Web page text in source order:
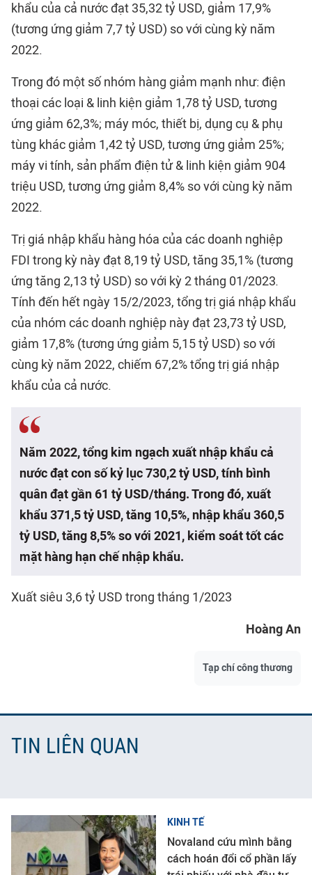
khẩu của cả nước đạt 35,32 tỷ USD, giảm 17,9%
(tương ứng giảm 7,7 tỷ USD) so với cùng kỳ năm
2022.
Trong đó một số nhóm hàng giảm mạnh như: điện
thoại các loại & linh kiện giảm 1,78 tỷ USD, tương
ứng giảm 62,3%; máy móc, thiết bị, dụng cụ & phụ
tùng khác giảm 1,42 tỷ USD, tương ứng giảm 25%;
máy vi tính, sản phẩm điện tử & linh kiện giảm 904
triệu USD, tương ứng giảm 8,4% so với cùng kỳ năm
2022.
Trị giá nhập khẩu hàng hóa của các doanh nghiệp
FDI trong kỳ này đạt 8,19 tỷ USD, tăng 35,1% (tương
ứng tăng 2,13 tỷ USD) so với kỳ 2 tháng 01/2023.
Tính đến hết ngày 15/2/2023, tổng trị giá nhập khẩu
của nhóm các doanh nghiệp này đạt 23,73 tỷ USD,
giảm 17,8% (tương ứng giảm 5,15 tỷ USD) so với
cùng kỳ năm 2022, chiếm 67,2% tổng trị giá nhập
khẩu của cả nước.
Năm 2022, tổng kim ngạch xuất nhập khẩu cả
nước đạt con số kỷ lục 730,2 tỷ USD, tính bình
quân đạt gần 61 tỷ USD/tháng. Trong đó, xuất
khẩu 371,5 tỷ USD, tăng 10,5%, nhập khẩu 360,5
tỷ USD, tăng 8,5% so với 2021, kiểm soát tốt các
mặt hàng hạn chế nhập khẩu.
Xuất siêu 3,6 tỷ USD trong tháng 1/2023
Hoàng An
Tạp chí công thương
TIN LIÊN QUAN
KINH TẾ
Novaland cứu mình bằng
cách hoán đổi cổ phần lấy